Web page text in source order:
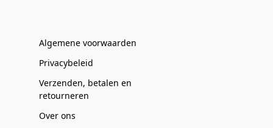
Algemene voorwaarden
Privacybeleid
Verzenden, betalen en
retourneren
Over ons